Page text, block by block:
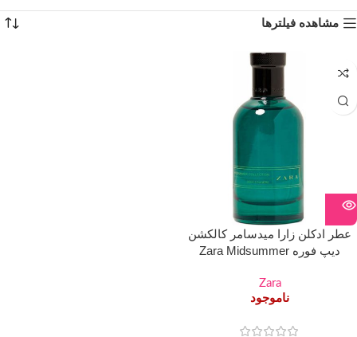
مشاهده فیلترها
عطر ادکلن زارا میدسامر کالکشن
دیپ فوره Zara Midsummer
Zara
ناموجود